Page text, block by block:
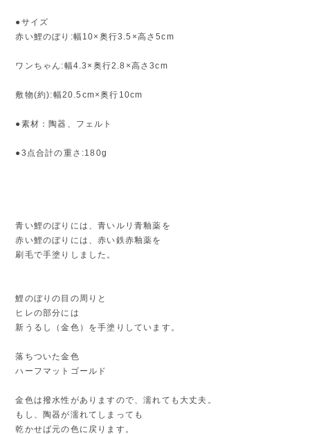
●サイズ
赤い鯉のぼり:幅10×奥行3.5×高さ5cm
ワンちゃん:幅4.3×奥行2.8×高さ3cm
敷物(約):幅20.5cm×奥行10cm
●素材：陶器、フェルト
●3点合計の重さ:180g
青い鯉のぼりには、青いルリ青釉薬を
赤い鯉のぼりには、赤い鉄赤釉薬を
刷毛で手塗りしました。
鯉のぼりの目の周りと
ヒレの部分には
新うるし（金色）を手塗りしています。
落ちついた金色
ハーフマットゴールド
金色は撥水性がありますので、濡れても大丈夫。
もし、陶器が濡れてしまっても
乾かせば元の色に戻ります。